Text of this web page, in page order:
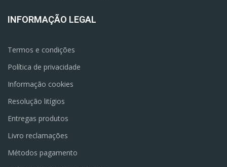
INFORMAÇÃO LEGAL
Termos e condições
Política de privacidade
Informação cookies
Resolução litígios
Entregas produtos
Livro reclamações
Métodos pagamento